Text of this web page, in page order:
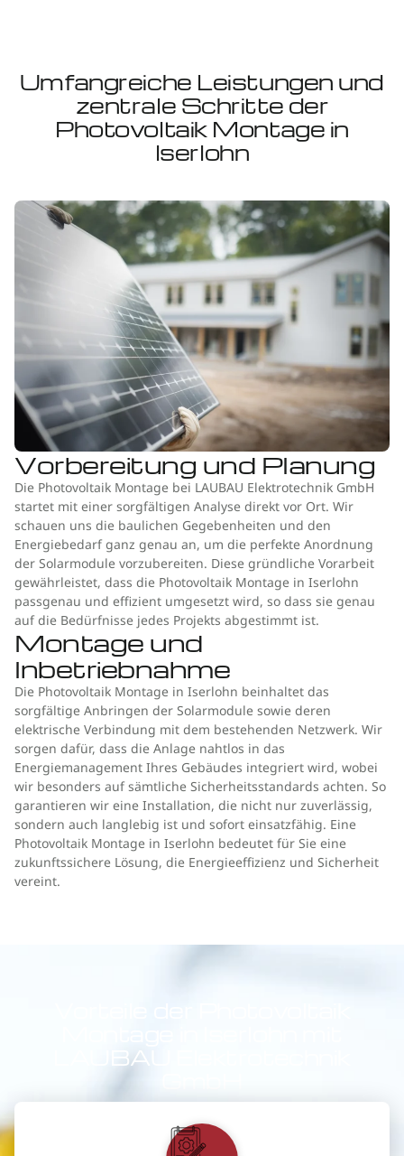
Umfangreiche Leistungen und
zentrale Schritte der
Photovoltaik Montage in
Iserlohn
Vorbereitung und Planung
Die Photovoltaik Montage bei LAUBAU Elektrotechnik GmbH
startet mit einer sorgfältigen Analyse direkt vor Ort. Wir
schauen uns die baulichen Gegebenheiten und den
Energiebedarf ganz genau an, um die perfekte Anordnung
der Solarmodule vorzubereiten. Diese gründliche Vorarbeit
gewährleistet, dass die Photovoltaik Montage in Iserlohn
passgenau und effizient umgesetzt wird, so dass sie genau
auf die Bedürfnisse jedes Projekts abgestimmt ist.
Montage und
Inbetriebnahme
Die Photovoltaik Montage in Iserlohn beinhaltet das
sorgfältige Anbringen der Solarmodule sowie deren
elektrische Verbindung mit dem bestehenden Netzwerk. Wir
sorgen dafür, dass die Anlage nahtlos in das
Energiemanagement Ihres Gebäudes integriert wird, wobei
wir besonders auf sämtliche Sicherheitsstandards achten. So
garantieren wir eine Installation, die nicht nur zuverlässig,
sondern auch langlebig ist und sofort einsatzfähig. Eine
Photovoltaik Montage in Iserlohn bedeutet für Sie eine
zukunftssichere Lösung, die Energieeffizienz und Sicherheit
vereint.
LAUBAU Elektrotechnik